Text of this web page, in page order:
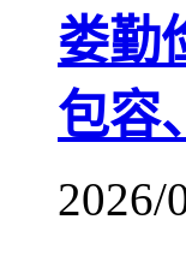
娄勤
包容
2026/